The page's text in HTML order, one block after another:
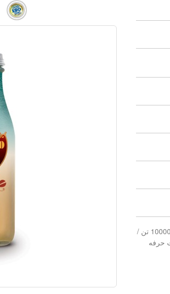
200 بیست و پا پایه کانتینر در هر ماه کنسرو تولید بطری --- 10000 تن /